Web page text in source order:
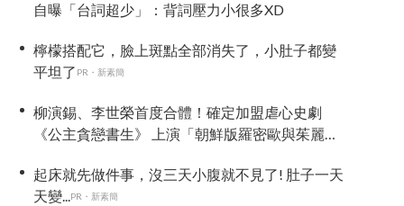
自曝「台詞超少」：背詞壓力小很多XD
檸檬搭配它，臉上斑點全部消失了，小肚子都變
平坦了 PR・新素簡
柳演錫、李世榮首度合體！確定加盟虐心史劇
《公主貪戀書生》 上演「朝鮮版羅密歐與茱麗
起床就先做件事，沒三天小腹就不見了! 肚子一天
天變...PR・新素簡